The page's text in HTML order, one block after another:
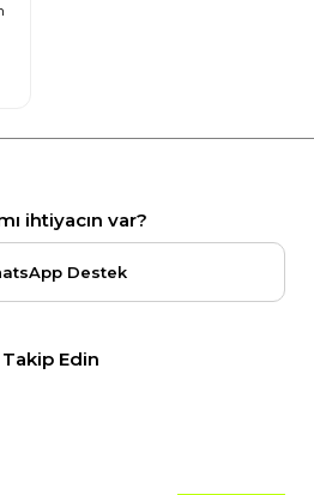
ihtiyacın var?
Destek
Edin